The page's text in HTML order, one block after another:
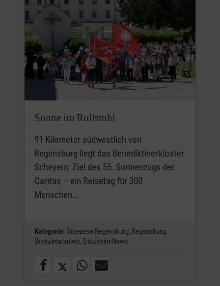
Sonne im Rollstuhl
91 Kilometer südwestlich von
Regensburg liegt das Benediktinerkloster
Scheyern: Ziel des 55. Sonnenzugs der
Caritas – ein Reisetag für 300
Menschen…
Kategorie: Dioezese Regensburg, Regensburg,
Dioezesannews, Diözesan-News